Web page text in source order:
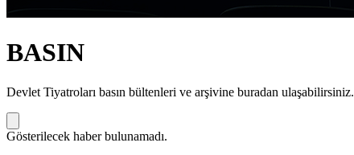
BASIN
Devlet Tiyatroları basın bültenleri ve arşivine buradan ulaşabilirsiniz.
Gösterilecek haber bulunamadı.